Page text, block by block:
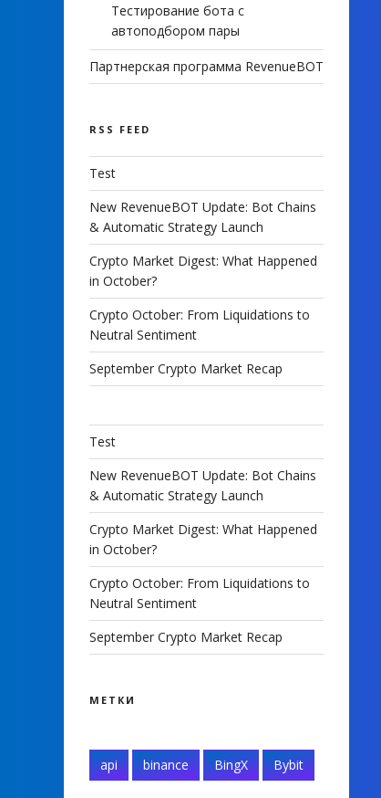
Тестирование бота с
автоподбором пары
Партнерская программа RevenueBOT
RSS FEED
Test
New RevenueBOT Update: Bot Chains
& Automatic Strategy Launch
Crypto Market Digest: What Happened
in October?
Crypto October: From Liquidations to
Neutral Sentiment
September Crypto Market Recap
Test
New RevenueBOT Update: Bot Chains
& Automatic Strategy Launch
Crypto Market Digest: What Happened
in October?
Crypto October: From Liquidations to
Neutral Sentiment
September Crypto Market Recap
МЕТКИ
api binance BingX Bybit